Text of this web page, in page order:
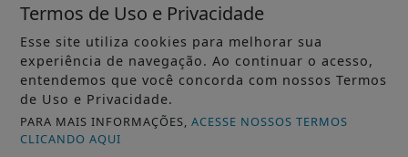
OBITUÁRIO
SOCIAIS
/ INFORMAÇÕES
INÍCIO
Termos de Uso e Privacidade
Esse site utiliza cookies para melhorar sua
experiência de navegação. Ao continuar o acesso,
entendemos que você concorda com nossos Termos
de Uso e Privacidade.
PARA MAIS INFORMAÇÕES,ACESSE NOSSOS TERMOS
CLICANDO AQUI